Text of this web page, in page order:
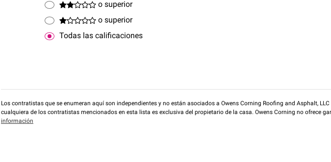
o superior
o superior
Todas las calificaciones
Los contratistas que se enumeran aquí son independientes y no están asociados a Owens Corning Roofing and Asphalt,
cualquiera de los contratistas mencionados en esta lista es exclusiva del propietario de la casa. Owens Corning no ofrece
información